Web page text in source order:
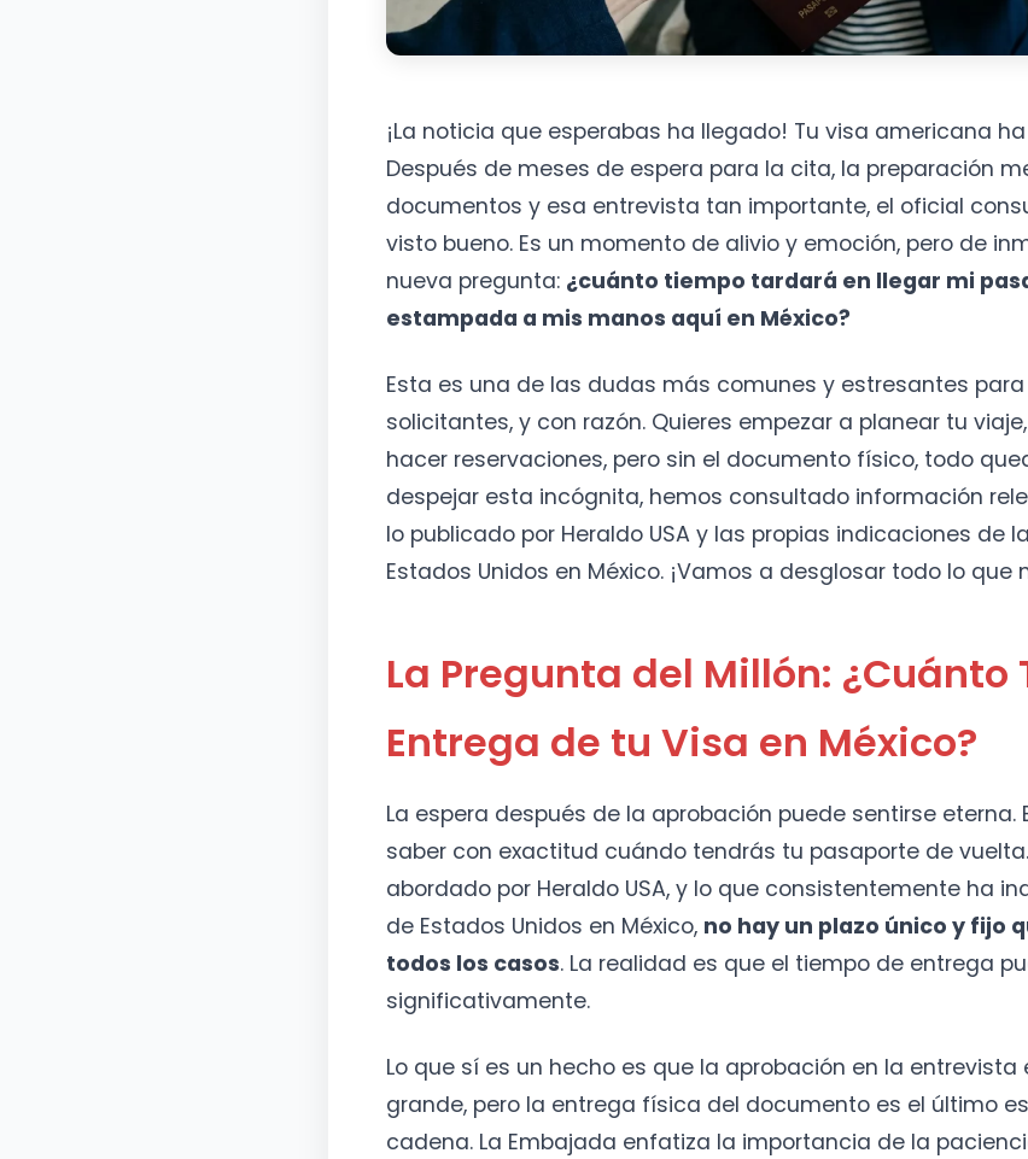
¡La noticia que esperabas ha llegado! Tu visa americana
Después de meses de espera para la cita, la preparación
documentos y esa entrevista tan importante, el oficial
visto bueno. Es un momento de alivio y emoción, pero de
nueva pregunta: ¿cuánto tiempo tardará en llegar mi
estampada a mis manos aquí en México?
Esta es una de las dudas más comunes y estresantes
solicitantes, y con razón. Quieres empezar a planear tu
hacer reservaciones, pero sin el documento físico, todo
despejar esta incógnita, hemos consultado información
lo publicado por Heraldo USA y las propias indicaciones de
Estados Unidos en México. ¡Vamos a desglosar todo lo que
La Pregunta del Millón: ¿Cuánto
Entrega de tu Visa en México?
La espera después de la aprobación puede sentirse eterna.
saber con exactitud cuándo tendrás tu pasaporte de
abordado por Heraldo USA, y lo que consistentemente ha
de Estados Unidos en México, no hay un plazo único y fijo
todos los casos. La realidad es que el tiempo de entrega
significativamente.
Lo que sí es un hecho es que la aprobación en la entrevista
grande, pero la entrega física del documento es el último
cadena. La Embajada enfatiza la importancia de la